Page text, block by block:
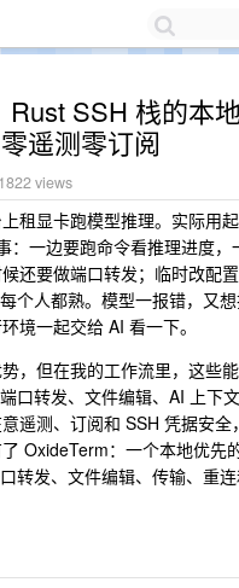
Rust SSH 栈的本
遥测零订阅
views
租显卡跑模型推理。实际用
：一边要跑命令看推理进度，
还要做端口转发；临时改配
个人都熟。模型一报错，又
境一起交给 AI 看一下。
，但在我的工作流里，这些
口转发、文件编辑、AI 上下文
遥测、订阅和 SSH 凭据安全
OxideTerm：一个本地优先
转发、文件编辑、传输、重